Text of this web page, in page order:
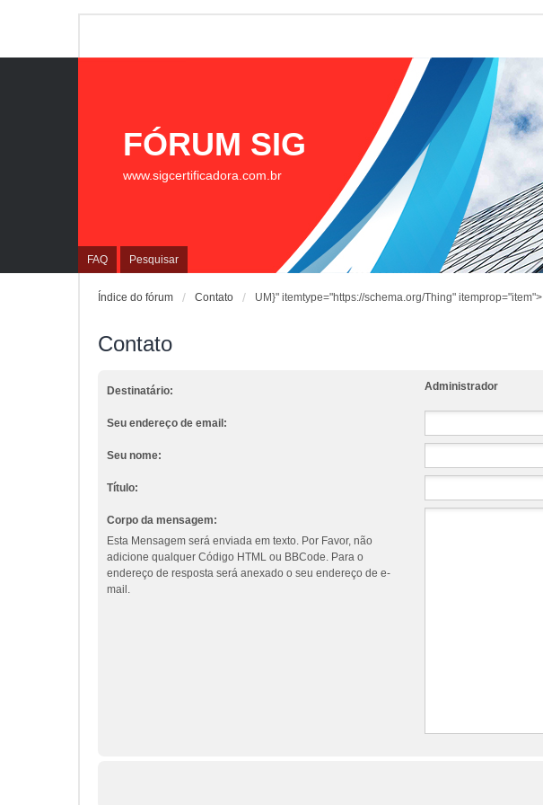
FAQ Pesquisar
FÓRUM SIG
www.sigcertificadora.com.br
Índice do fórum Contato UM}" itemtype="https://schema.org/Thing" itemprop="item">
Contato
Destinatário: Administrador
Seu endereço de email:
Seu nome:
Título:
Corpo da mensagem:
Esta Mensagem será enviada em texto. Por Favor, não
adicione qualquer Código HTML ou BBCode. Para o
endereço de resposta será anexado o seu endereço de e-
mail.